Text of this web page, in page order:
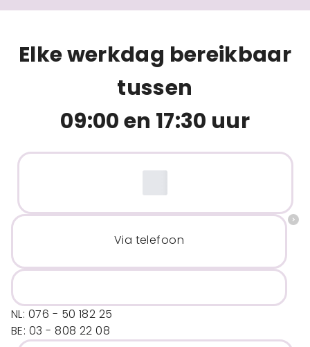
Elke werkdag bereikbaar
tussen
09:00 en 17:30 uur
Via telefoon
NL: 076 - 50 182 25
BE: 03 - 808 22 08